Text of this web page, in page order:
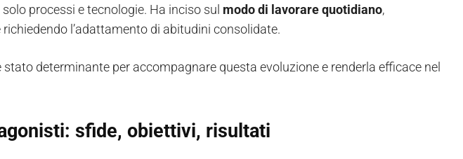
processi e tecnologie. Ha inciso sul modo di lavorare quotidiano,
richiedendo l’adattamento di abitudini consolidate.
stato determinante per accompagnare questa evoluzione e renderla efficace nel
sfide, obiettivi, risultati